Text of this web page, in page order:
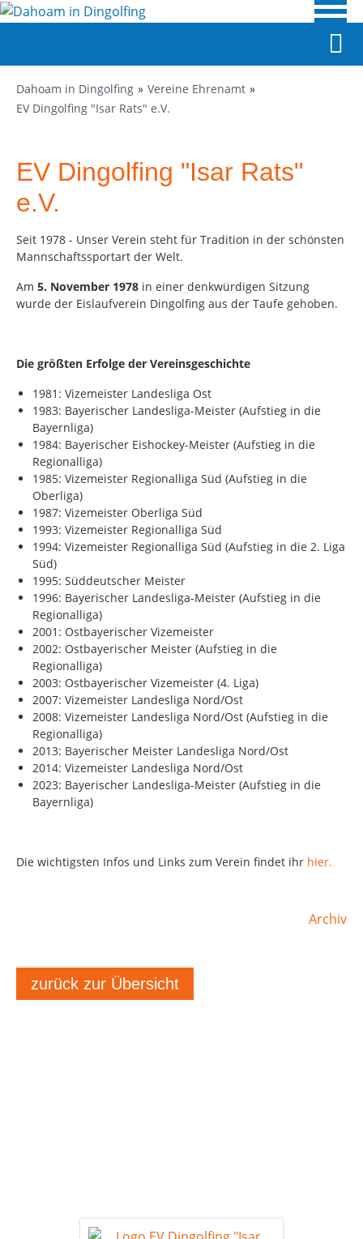
Dahoam in Dingolfing
Vereine Ehrenamt
EV Dingolfing "Isar Rats" e.V.
EV Dingolfing "Isar Rats"
e.V.
Seit 1978 - Unser Verein steht für Tradition in der schönsten
Mannschaftssportart der Welt.
Am 5. November 1978 in einer denkwürdigen Sitzung
wurde der Eislaufverein Dingolfing aus der Taufe gehoben.
Die größten Erfolge der Vereinsgeschichte
1981: Vizemeister Landesliga Ost
1983: Bayerischer Landesliga-Meister (Aufstieg in die
Bayernliga)
1984: Bayerischer Eishockey-Meister (Aufstieg in die
Regionalliga)
1985: Vizemeister Regionalliga Süd (Aufstieg in die
Oberliga)
1987: Vizemeister Oberliga Süd
1993: Vizemeister Regionalliga Süd
1994: Vizemeister Regionalliga Süd (Aufstieg in die 2. Liga
Süd)
1995: Süddeutscher Meister
1996: Bayerischer Landesliga-Meister (Aufstieg in die
Regionalliga)
2001: Ostbayerischer Vizemeister
2002: Ostbayerischer Meister (Aufstieg in die
Regionalliga)
2003: Ostbayerischer Vizemeister (4. Liga)
2007: Vizemeister Landesliga Nord/Ost
2008: Vizemeister Landesliga Nord/Ost (Aufstieg in die
Regionalliga)
2013: Bayerischer Meister Landesliga Nord/Ost
2014: Vizemeister Landesliga Nord/Ost
2023: Bayerischer Landesliga-Meister (Aufstieg in die
Bayernliga)
Die wichtigsten Infos und Links zum Verein findet ihr hier.
Archiv
zurück zur Übersicht